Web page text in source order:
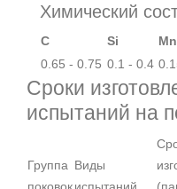
Химический
C Si Mn
0.65 - 0.75 0.1 - 0.4
Сроки
испытаний на
Группа
поковок
Виды
испытаний